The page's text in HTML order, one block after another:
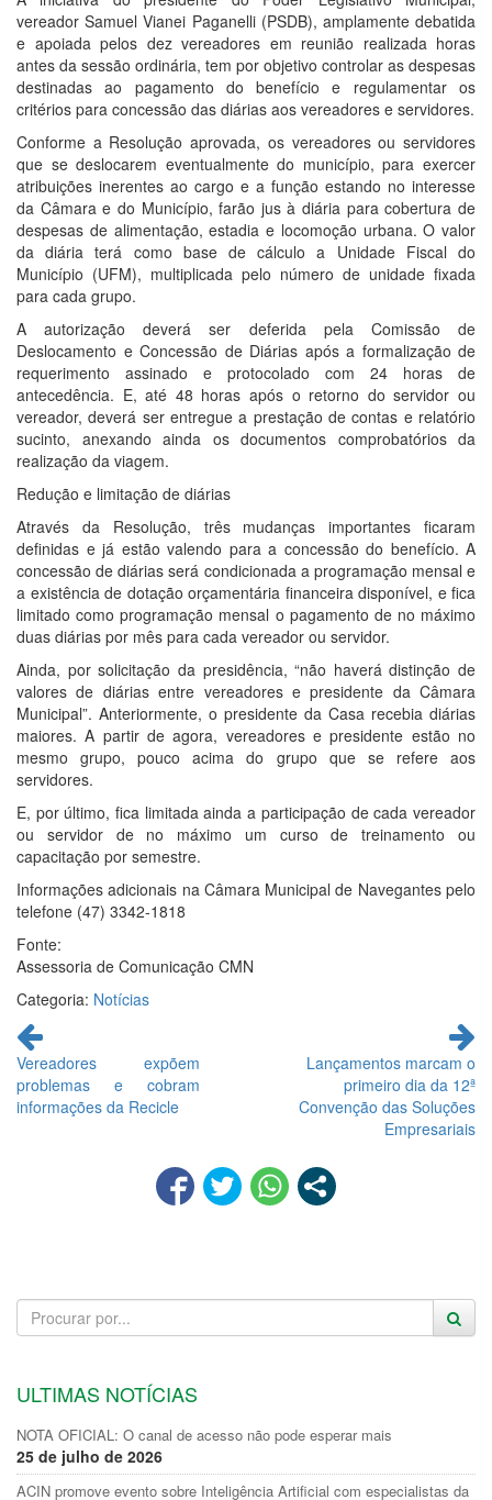
vereador Samuel Vianei Paganelli (PSDB), amplamente debatida
e apoiada pelos dez vereadores em reunião realizada horas
antes da sessão ordinária, tem por objetivo controlar as despesas
destinadas ao pagamento do benefício e regulamentar os
critérios para concessão das diárias aos vereadores e servidores.
Conforme a Resolução aprovada, os vereadores ou servidores
que se deslocarem eventualmente do município, para exercer
atribuições inerentes ao cargo e a função estando no interesse
da Câmara e do Município, farão jus à diária para cobertura de
despesas de alimentação, estadia e locomoção urbana. O valor
da diária terá como base de cálculo a Unidade Fiscal do
Município (UFM), multiplicada pelo número de unidade fixada
para cada grupo.
A autorização deverá ser deferida pela Comissão de
Deslocamento e Concessão de Diárias após a formalização de
requerimento assinado e protocolado com 24 horas de
antecedência. E, até 48 horas após o retorno do servidor ou
vereador, deverá ser entregue a prestação de contas e relatório
sucinto, anexando ainda os documentos comprobatórios da
realização da viagem.
Redução e limitação de diárias
Através da Resolução, três mudanças importantes ficaram
definidas e já estão valendo para a concessão do benefício. A
concessão de diárias será condicionada a programação mensal e
a existência de dotação orçamentária financeira disponível, e fica
limitado como programação mensal o pagamento de no máximo
duas diárias por mês para cada vereador ou servidor.
Ainda, por solicitação da presidência, “não haverá distinção de
valores de diárias entre vereadores e presidente da Câmara
Municipal”. Anteriormente, o presidente da Casa recebia diárias
maiores. A partir de agora, vereadores e presidente estão no
mesmo grupo, pouco acima do grupo que se refere aos
servidores.
E, por último, fica limitada ainda a participação de cada vereador
ou servidor de no máximo um curso de treinamento ou
capacitação por semestre.
Informações adicionais na Câmara Municipal de Navegantes pelo
telefone (47) 3342-1818
Fonte:
Assessoria de Comunicação CMN
Categoria: Notícias
Continue
lendo
Vereadores expõem
problemas e cobram
informações da Recicle
Lançamentos marcam o
primeiro dia da 12ª
Convenção das Soluções
Empresariais
ULTIMAS NOTÍCIAS
NOTA OFICIAL: O canal de acesso não pode esperar mais
25 de julho de 2026
ACIN promove evento sobre Inteligência Artificial com especialistas da